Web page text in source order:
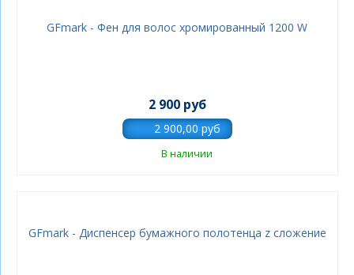
GFmark - Фен для волос хромированный 1200 W
2 900 руб
В наличии
GFmark - Диспенсер бумажного полотенца z сложение